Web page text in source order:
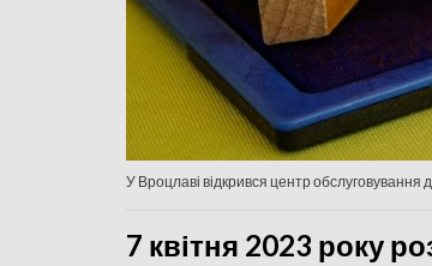
У Вроцлаві відкрився центр
7 квітня 2023 року